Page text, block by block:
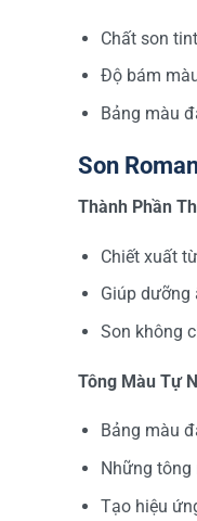
Chất son
Độ bám
Bảng màu
Son
Thành Phần
Chiết xuất
Giúp dưỡng
Son không
Tông Màu Tự
Bảng màu
Những tông
Tạo hiệu